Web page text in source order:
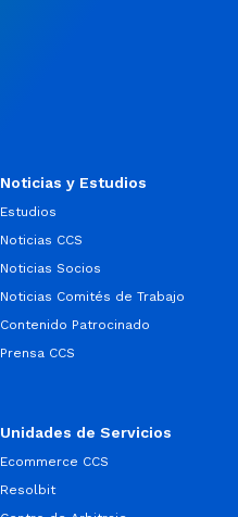
Noticias y Estudios
Estudios
Noticias CCS
Noticias Socios
Noticias Comités de Trabajo
Contenido Patrocinado
Prensa CCS
Unidades de Servicios
Ecommerce CCS
Resolbit